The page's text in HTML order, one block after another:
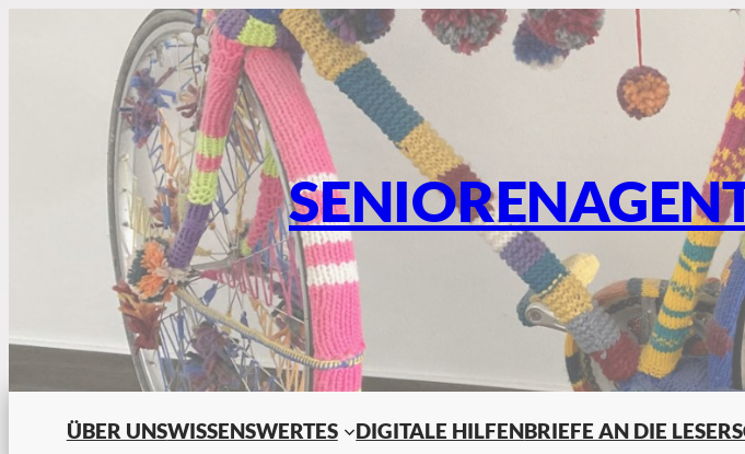
ÜBER UNSWISSENSWERTES DIGITALE HILFENBRIEFE AN DIE